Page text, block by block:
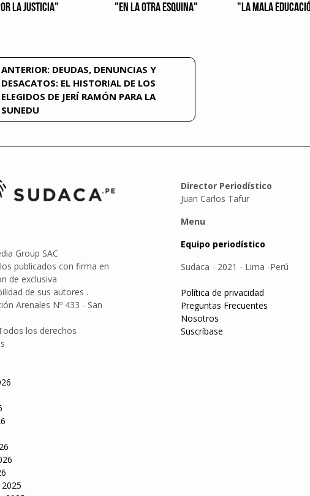
LA JUSTICIA" "EN LA OTRA ESQUINA" "LA MALA
ANTERIOR: DEUDAS, DENUNCIAS Y
DESACATOS: EL HISTORIAL DE LOS
ELEGIDOS DE JERÍ RAMÓN PARA LA
SUNEDU
Group SAC
publicados con firma en
de exclusiva
de sus autores .
Arenales Nº 433 - San
los derechos
Director Periodístico
Juan Carlos Tafur
Menu
Equipo periodístico
Sudaca - 2021 - Lima -Perú
Política de privacidad
Preguntas Frecuentes
Nosotros
Suscríbase